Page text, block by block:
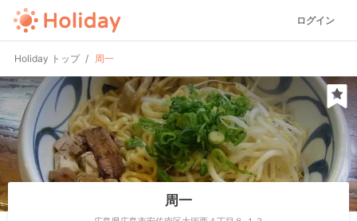
ログイン
Holiday トップ 周一
周一